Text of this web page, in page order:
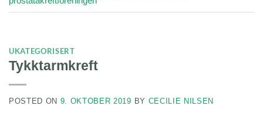
UKATEGORISERT
Tykktarmkreft
POSTED ON 9. OKTOBER 2019 BY CECILIE NILSEN